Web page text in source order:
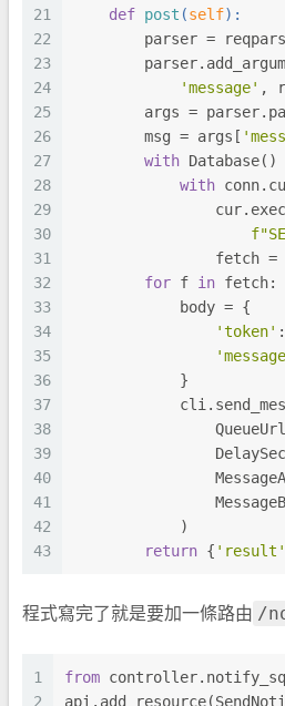
21
22
23
24
25
26
27
28
29
30
31
32
33
34
35
36
37
38
39
40
41
42
43
def post (self):
parser =
'message' ,
args =
        msg = args[
with Database()
with
fetch =
for f in fetch:
            body = {
'token' :
            }
            )
return { 'result'
程式寫完了就是要加一條路由 /
1
2
from